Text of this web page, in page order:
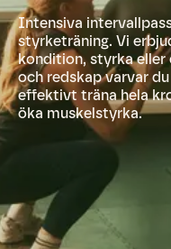
Intensiva
styrketräning. Vi
kondition, styrka eller
och redskap varvar
effektivt träna hela
öka muskelstyrka.